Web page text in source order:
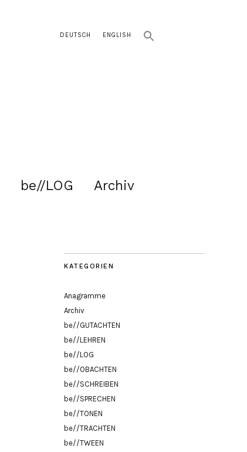
DEUTSCH ENGLISH
be//LOG Archiv
KATEGORIEN
Anagramme
Archiv
be//GUTACHTEN
be//LEHREN
be//LOG
be//OBACHTEN
be//SCHREIBEN
be//SPRECHEN
be//TONEN
be//TRACHTEN
be//TWEEN